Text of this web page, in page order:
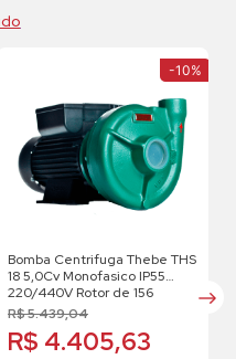
-10%
Bomba Centrifuga Thebe THS
18 5,0Cv Monofasico IP55
220/440V Rotor de 156
R$5.439,04
R$ 4.405,63